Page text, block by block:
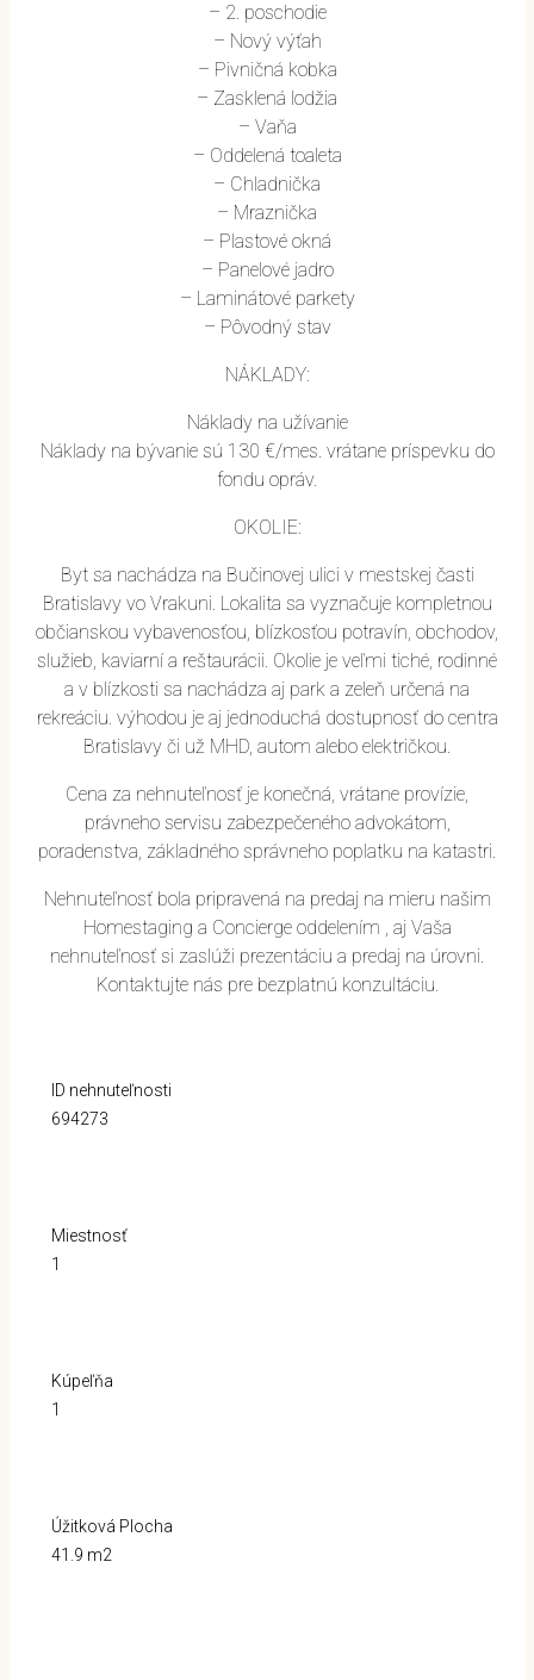
– 2. poschodie
– Nový výťah
– Pivničná kobka
– Zasklená lodžia
– Vaňa
– Oddelená toaleta
– Chladnička
– Mraznička
– Plastové okná
– Panelové jadro
– Laminátové parkety
– Pôvodný stav
NÁKLADY:
Náklady na užívanie
Náklady na bývanie sú 130 €/mes. vrátane príspevku do
fondu opráv.
OKOLIE:
Byt sa nachádza na Bučinovej ulici v mestskej časti
Bratislavy vo Vrakuni. Lokalita sa vyznačuje kompletnou
občianskou vybavenosťou, blízkosťou potravín, obchodov,
služieb, kaviarní a reštaurácii. Okolie je veľmi tiché, rodinné
a v blízkosti sa nachádza aj park a zeleň určená na
rekreáciu. výhodou je aj jednoduchá dostupnosť do centra
Bratislavy či už MHD, autom alebo električkou.
Cena za nehnuteľnosť je konečná, vrátane provízie,
právneho servisu zabezpečeného advokátom,
poradenstva, základného správneho poplatku na katastri.
Nehnuteľnosť bola pripravená na predaj na mieru našim
Homestaging a Concierge oddelením , aj Vaša
nehnuteľnosť si zaslúži prezentáciu a predaj na úrovni.
Kontaktujte nás pre bezplatnú konzultáciu.
ID nehnuteľnosti
694273
Miestnosť
1
Kúpeľňa
1
Úžitková Plocha
41.9 m2